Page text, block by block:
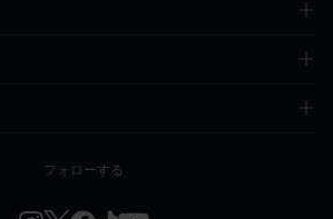
フォローする